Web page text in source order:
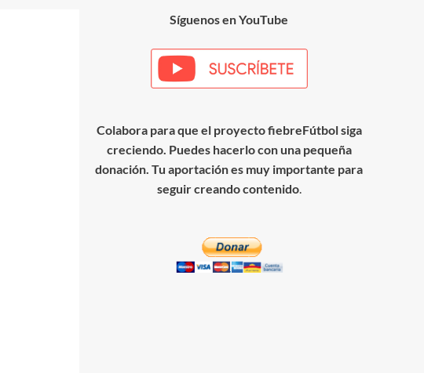
Síguenos en YouTube
Colabora para que el proyecto fiebreFútbol siga
creciendo. Puedes hacerlo con una pequeña
donación. Tu aportación es muy importante para
seguir creando contenido.